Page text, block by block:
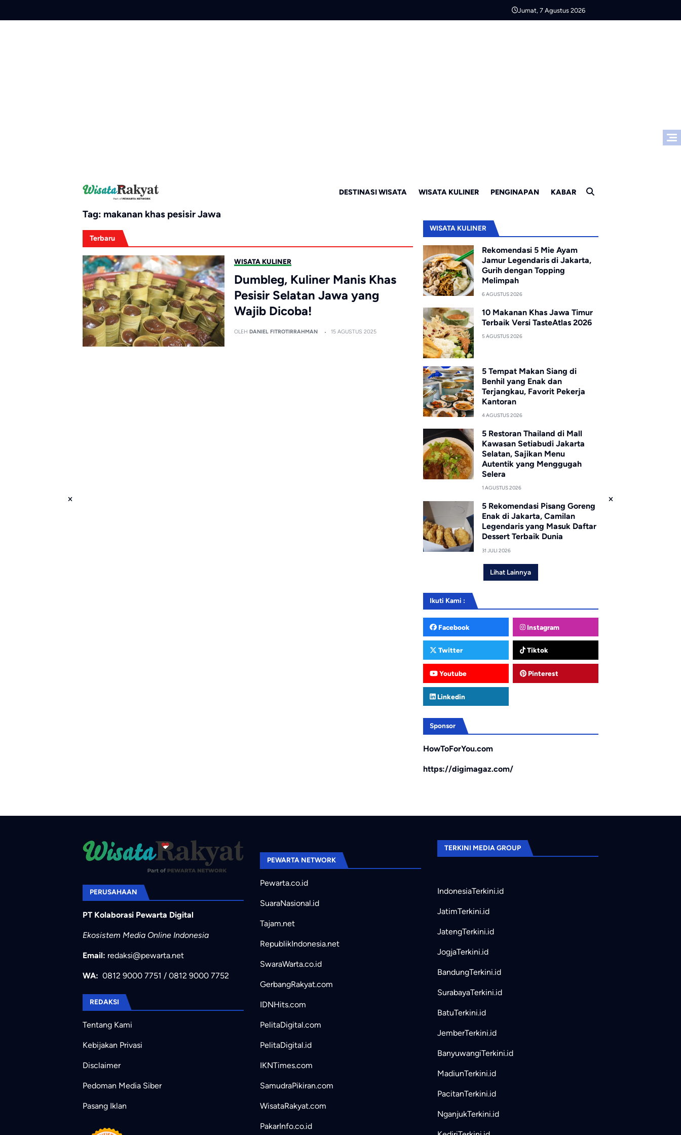
Jumat, 7 Agustus 2026
DESTINASI WISATA WISATA KULINER PENGINAPAN KABAR
Tag: makanan khas pesisir Jawa
Terbaru
WISATA KULINER
Dumbleg, Kuliner Manis Khas
Pesisir Selatan Jawa yang
Wajib Dicoba!
OLEH DANIEL FITROTIRRAHMAN 15 AGUSTUS 2025
WISATA KULINER
Rekomendasi 5 Mie Ayam
Jamur Legendaris di Jakarta,
Gurih dengan Topping
Melimpah
6 AGUSTUS 2026
10 Makanan Khas Jawa Timur
Terbaik Versi TasteAtlas 2026
5 AGUSTUS 2026
5 Tempat Makan Siang di
Benhil yang Enak dan
Terjangkau, Favorit Pekerja
Kantoran
4 AGUSTUS 2026
5 Restoran Thailand di Mall
Kawasan Setiabudi Jakarta
Selatan, Sajikan Menu
Autentik yang Menggugah
Selera
1 AGUSTUS 2026
5 Rekomendasi Pisang Goreng
Enak di Jakarta, Camilan
Legendaris yang Masuk Daftar
Dessert Terbaik Dunia
31 JULI 2026
Lihat Lainnya
Ikuti Kami :
Facebook Instagram
Twitter Tiktok
Youtube Pinterest
Linkedin
Sponsor
HowToForYou.com
https://digimagaz.com/
PERUSAHAAN
PT Kolaborasi Pewarta Digital
Ekosistem Media Online Indonesia
Email: redaksi@pewarta.net
WA: 0812 9000 7751 / 0812 9000 7752
REDAKSI
Tentang Kami
Kebijakan Privasi
Disclaimer
Pedoman Media Siber
Pasang Iklan
PEWARTA NETWORK
Pewarta.co.id
SuaraNasional.id
Tajam.net
RepublikIndonesia.net
SwaraWarta.co.id
GerbangRakyat.com
IDNHits.com
PelitaDigital.com
PelitaDigital.id
IKNTimes.com
SamudraPikiran.com
WisataRakyat.com
PakarInfo.co.id
TERKINI MEDIA GROUP
IndonesiaTerkini.id
JatimTerkini.id
JatengTerkini.id
JogjaTerkini.id
BandungTerkini.id
SurabayaTerkini.id
BatuTerkini.id
JemberTerkini.id
BanyuwangiTerkini.id
MadiunTerkini.id
PacitanTerkini.id
NganjukTerkini.id